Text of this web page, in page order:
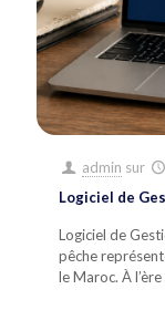
admin sur
Logiciel de
Logiciel de
pêche
le Maroc. À